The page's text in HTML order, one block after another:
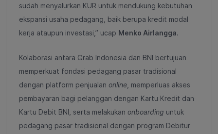
sudah menyalurkan KUR untuk mendukung kebutuhan
ekspansi usaha pedagang, baik berupa kredit modal
kerja ataupun investasi,” ucap Menko Airlangga.
Kolaborasi antara Grab Indonesia dan BNI bertujuan
memperkuat fondasi pedagang pasar tradisional
dengan platform penjualan online , memperluas akses
pembayaran bagi pelanggan dengan Kartu Kredit dan
Kartu Debit BNI, serta melakukan onboarding untuk
pedagang pasar tradisional dengan program Debitur